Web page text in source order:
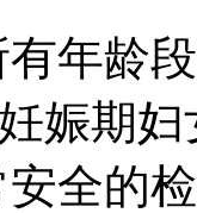
年龄
娠期
全的